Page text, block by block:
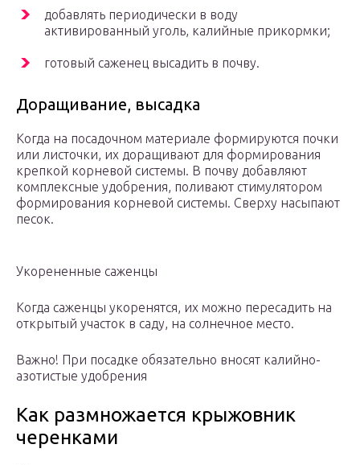
добавлять периодически в воду
активированный уголь, калийные прикормки;
готовый саженец высадить в почву.
Доращивание, высадка
Когда на посадочном материале формируются почки
или листочки, их доращивают для формирования
крепкой корневой системы. В почву добавляют
комплексные удобрения, поливают стимулятором
формирования корневой системы. Сверху насыпают
песок.
Укорененные саженцы
Когда саженцы укоренятся, их можно пересадить на
открытый участок в саду, на солнечное место.
Важно! При посадке обязательно вносят калийно-
азотистые удобрения
Как размножается крыжовник
черенками